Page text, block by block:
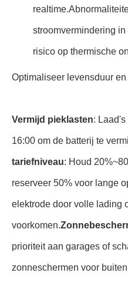
stroomvermindering
risico op thermische
Optimaliseer levensduur
Vermijd pieklasten:
16:00 om de batterij te
tariefniveau: Houd
reserveer 50% voor lange
elektrode door volle lading
voorkomen.
prioriteit aan garages of
zonneschermen voor